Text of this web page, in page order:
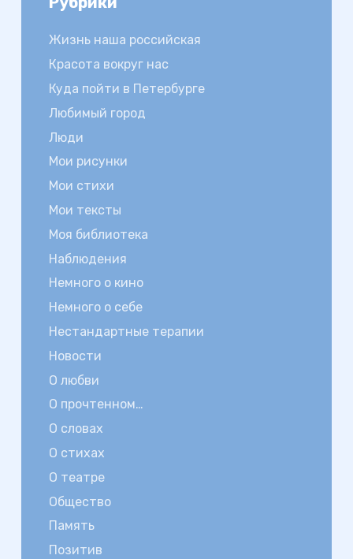
Жизнь наша российская
Красота вокруг нас
Куда пойти в Петербурге
Любимый город
Люди
Мои рисунки
Мои стихи
Мои тексты
Моя библиотека
Наблюдения
Немного о кино
Немного о себе
Нестандартные терапии
Новости
О любви
О прочтенном…
О словах
О стихах
О театре
Общество
Память
Позитив